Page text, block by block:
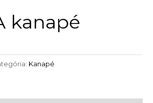
kanapé
Kanapé